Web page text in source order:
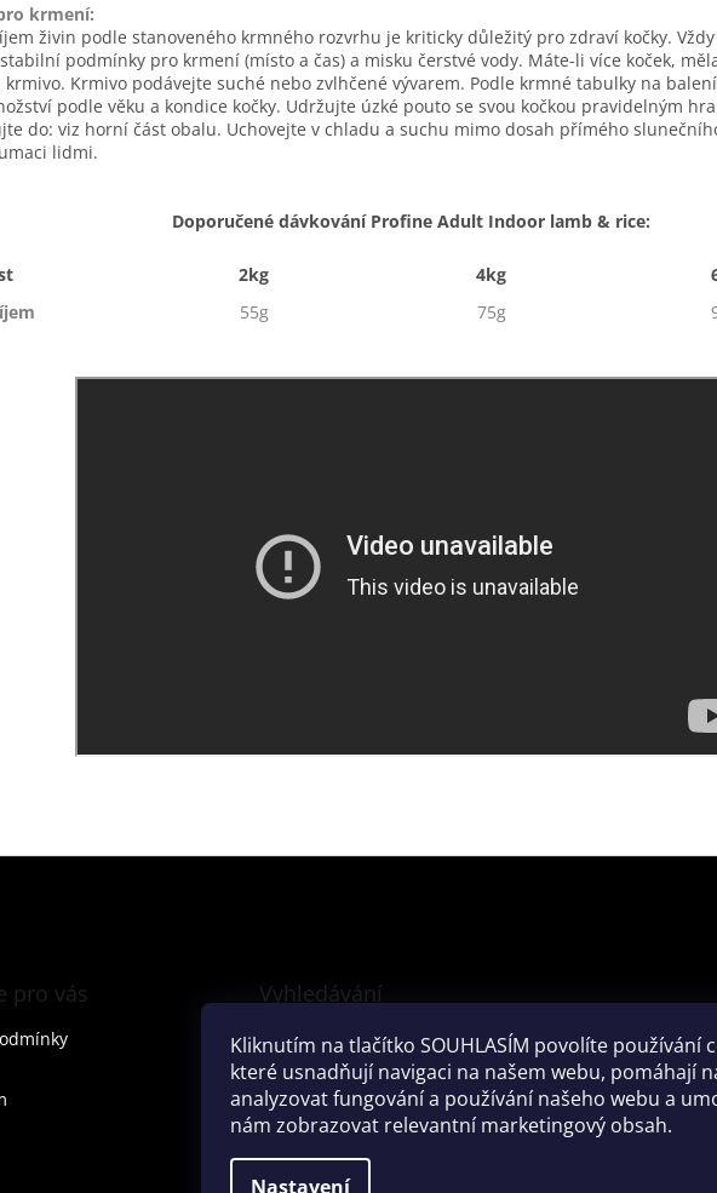
Kliknutím na tlačítko SOUHLASÍM povolíte používání
které usnadňují navigaci na našem webu, pomáhají
analyzovat fungování a používání našeho webu a
nám zobrazovat relevantní marketingový obsah.
Nastavení
krmení:
živin podle stanoveného krmného rozvrhu je kriticky důležitý pro zdraví kočky.
podmínky pro krmení (místo a čas) a misku čerstvé vody. Máte-li více koček,
krmivo. Krmivo podávejte suché nebo zvlhčené vývarem. Podle krmné tabulky na
podle věku a kondice kočky. Udržujte úzké pouto se svou kočkou pravidelným
do: viz horní část obalu. Uchovejte v chladu a suchu mimo dosah přímého
lidmi.
Doporučené dávkování Profine Adult Indoor lamb & rice:
2kg 4kg
55g 75g
pro vás Vyhledávání
HLEDAT